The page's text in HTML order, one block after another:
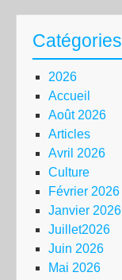
Catégories
2026
Accueil
Août 2026
Articles
Avril 2026
Culture
Février 2026
Janvier 2026
Juillet2026
Juin 2026
Mai 2026